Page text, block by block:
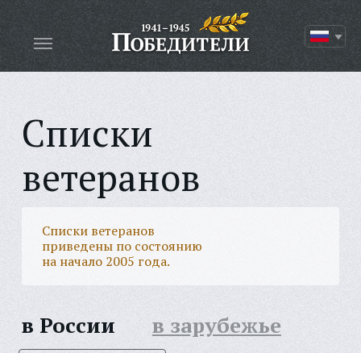
Списки
ветеранов
Списки ветеранов
приведены по состоянию
на начало 2005 года.
в России в зарубежье